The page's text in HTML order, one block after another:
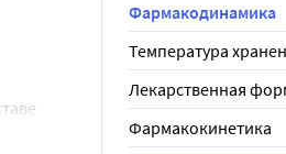
Фармакодинамика
Температура
Лекарственная
Фармакокинетика